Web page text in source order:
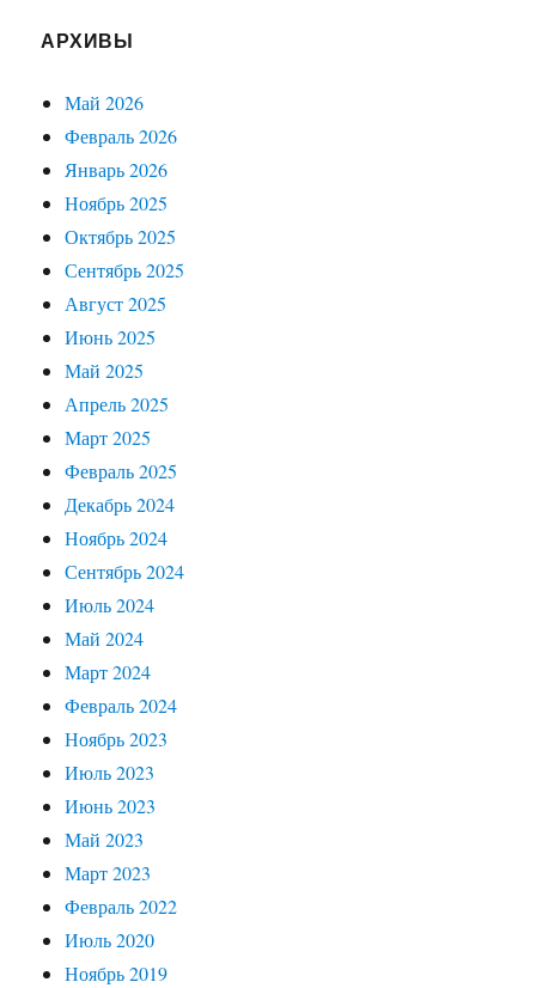
АРХИВЫ
Май 2026
Февраль 2026
Январь 2026
Ноябрь 2025
Октябрь 2025
Сентябрь 2025
Август 2025
Июнь 2025
Май 2025
Апрель 2025
Март 2025
Февраль 2025
Декабрь 2024
Ноябрь 2024
Сентябрь 2024
Июль 2024
Май 2024
Март 2024
Февраль 2024
Ноябрь 2023
Июль 2023
Июнь 2023
Май 2023
Март 2023
Февраль 2022
Июль 2020
Ноябрь 2019